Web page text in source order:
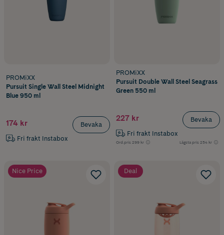
PROMiXX
Pursuit Single Wall Steel Midnight
Blue 950 ml
174 kr
Fri frakt Instabox
Bevaka
PROMiXX
Pursuit Double Wall Steel Seagrass
Green 550 ml
227 kr
Fri frakt Instabox
Ord.pris 299 kr Lägsta pris 254 kr
Bevaka
Nice Price Deal